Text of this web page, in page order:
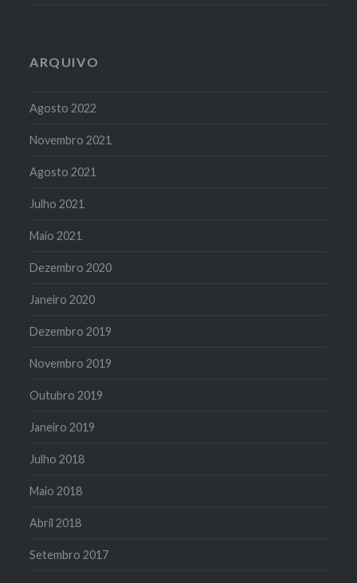
ARQUIVO
Agosto 2022
Novembro 2021
Agosto 2021
Julho 2021
Maio 2021
Dezembro 2020
Janeiro 2020
Dezembro 2019
Novembro 2019
Outubro 2019
Janeiro 2019
Julho 2018
Maio 2018
Abril 2018
Setembro 2017